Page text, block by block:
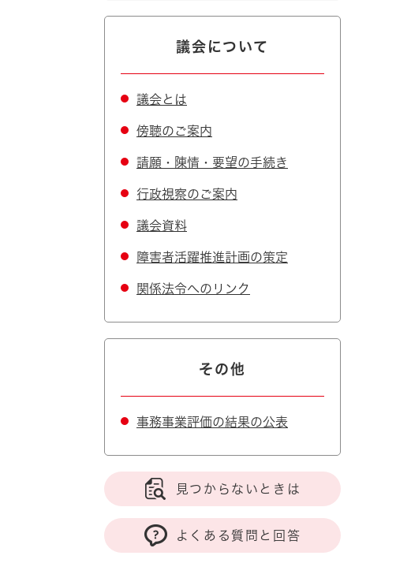
議会について
議会とは
傍聴のご案内
請願・陳情・要望の手続き
行政視察のご案内
議会資料
障害者活躍推進計画の策定
関係法令へのリンク
その他
事務事業評価の結果の公表
見つからないときは
よくある質問と回答